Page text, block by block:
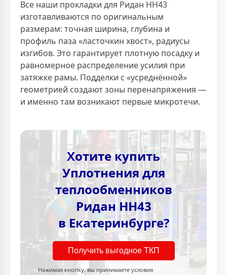
Все наши прокладки для Ридан НН43
изготавливаются по оригинальным
размерам: точная ширина, глубина и
профиль паза «ласточкин хвост», радиусы
изгибов. Это гарантирует плотную посадку и
равномерное распределение усилия при
затяжке рамы. Подделки с «усреднённой»
геометрией создают зоны перенапряжения —
и именно там возникают первые микротечи.
Хотите купить
Уплотнения для
теплообменников
Ридан НН43
в Екатеринбурге?
Получить выгодное ТКП
Нажимая кнопку, вы принимаете условия